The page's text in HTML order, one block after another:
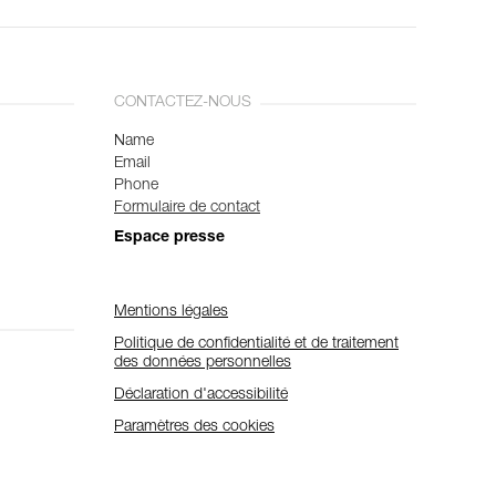
CONTACTEZ-NOUS
Name
Email
Phone
Formulaire de contact
Espace presse
Mentions légales
Politique de confidentialité et de traitement
des données personnelles
Déclaration d'accessibilité
Paramètres des cookies